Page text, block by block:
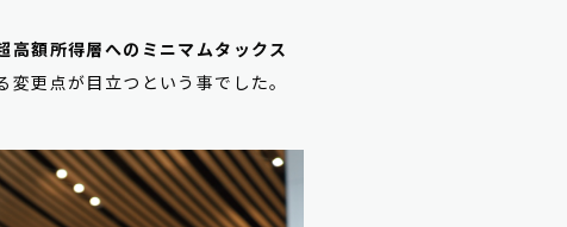
高額所得層へのミニマムタックス
更点が目立つという事でした。